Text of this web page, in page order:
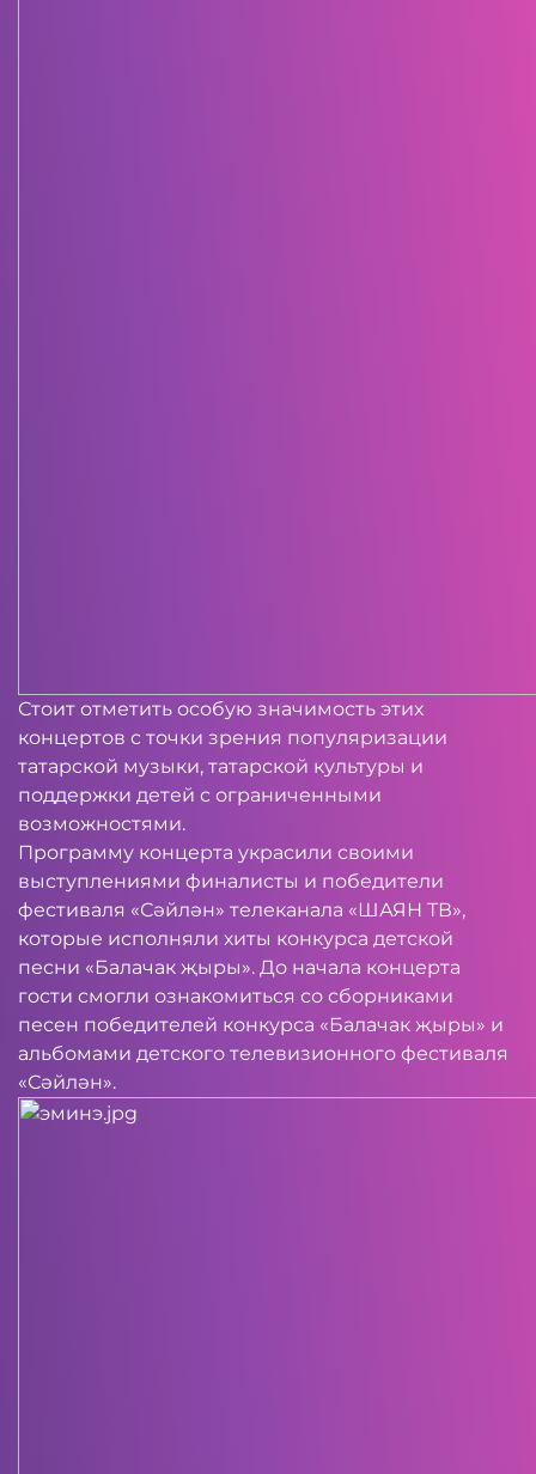
Стоит отметить особую значимость этих
концертов с точки зрения популяризации
татарской музыки, татарской культуры и
поддержки детей с ограниченными
возможностями.
Программу концерта украсили своими
выступлениями финалисты и победители
фестиваля «Сәйлән» телеканала «ШАЯН ТВ»,
которые исполняли хиты конкурса детской
песни «Балачак җыры». До начала концерта
гости смогли ознакомиться со сборниками
песен победителей конкурса «Балачак җыры» и
альбомами детского телевизионного фестиваля
«Сәйлән».